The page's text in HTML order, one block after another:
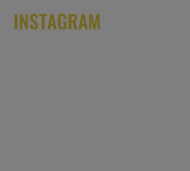
INSTAGRAM